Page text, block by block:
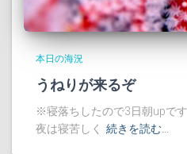
本日の海況
うねりが来るぞ
※寝落ちしたので3日朝upで
夜は寝苦しく
続きを読む…